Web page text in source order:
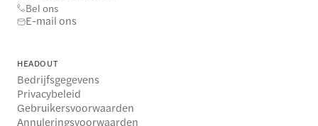
Bel ons
E-mail ons
HEADOUT
Bedrijfsgegevens
Privacybeleid
Gebruikersvoorwaarden
Annuleringsvoorwaarden